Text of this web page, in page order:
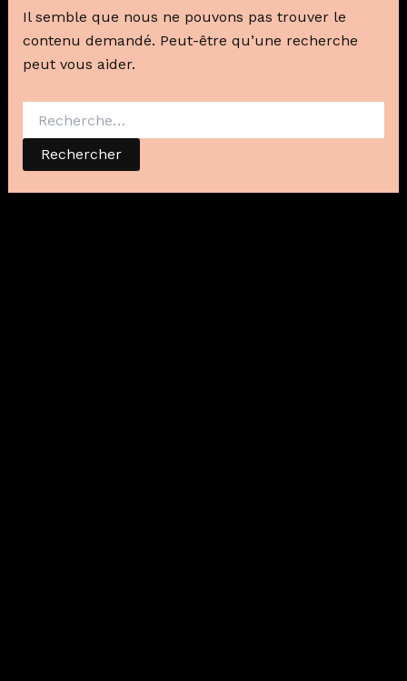
Il semble que nous ne pouvons pas trouver le
contenu demandé. Peut-être qu’une recherche
peut vous aider.